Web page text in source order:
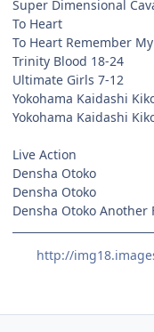
Super Dimensional
To Heart
To Heart Remember
Trinity Blood 18-24
Ultimate Girls 7-12
Yokohama Kaidashi
Yokohama Kaidashi
Live Action
Densha Otoko
Densha Otoko
Densha Otoko Another
http://